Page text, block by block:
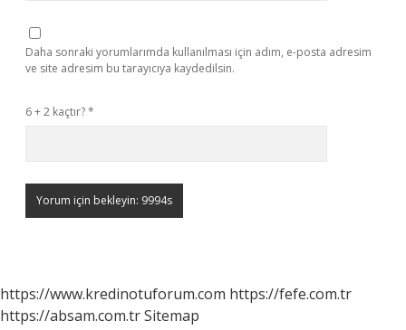
Daha sonraki yorumlarımda kullanılması için adım, e-posta adresim
ve site adresim bu tarayıcıya kaydedilsin.
6 + 2 kaçtır?*
https://www.kredinotuforum.com https://fefe.com.tr
https://absam.com.trSitemap